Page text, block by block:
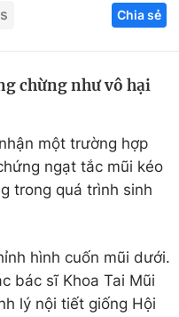
Công nghệ
Sản phẩm
Tư vấn
Chia sẻ
chừng như vô hại
một trường hợp
ngạt tắc mũi kéo
trong quá trình sinh
hình cuốn mũi dưới.
bác sĩ Khoa Tai Mũi
lý nội tiết giống Hội